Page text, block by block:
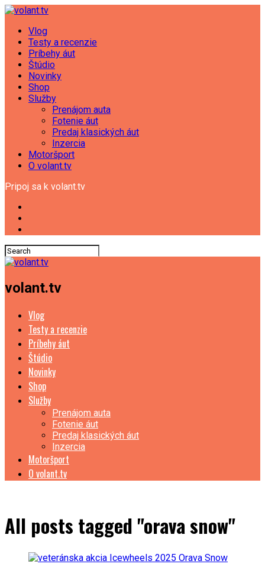
Vlog
Testy a recenzie
Príbehy áut
Štúdio
Novinky
Shop
Služby
Prenájom auta
Fotenie áut
Predaj klasických áut
Inzercia
Motoršport
O volant.tv
Pripoj sa k volant.tv
volant.tv
Vlog
Testy a recenzie
Príbehy áut
Štúdio
Novinky
Shop
Služby
Prenájom auta
Fotenie áut
Predaj klasických áut
Inzercia
Motoršport
O volant.tv
All posts tagged "orava snow"